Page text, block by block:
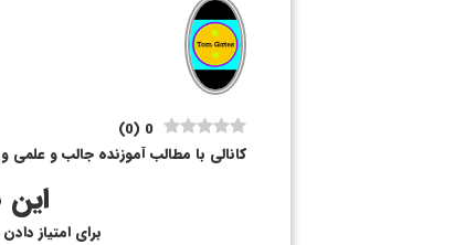
0
(
0
)
کانالی با مطالب آموزنده جالب و علمی
برای امتیاز